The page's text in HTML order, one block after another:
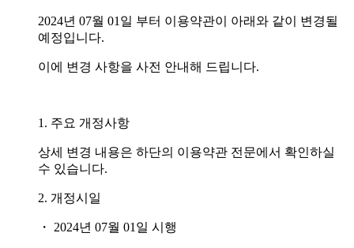
2024년 07월 01일 부터 이용약관이 아래와 같이 변경될
예정입니다.
이에 변경 사항을 사전 안내해 드립니다.
1. 주요 개정사항
상세 변경 내용은 하단의 이용약관 전문에서 확인하실
수 있습니다.
2. 개정시일
・ 2024년 07월 01일 시행